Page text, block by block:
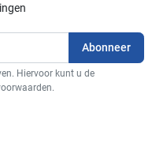
Hiervoor kunt u de